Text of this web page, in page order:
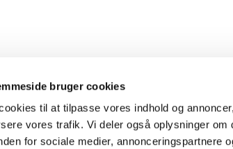
bruger cookies
til at tilpasse vores indhold og
vores trafik. Vi deler også oplysninger
for sociale medier, annonceringspartnere